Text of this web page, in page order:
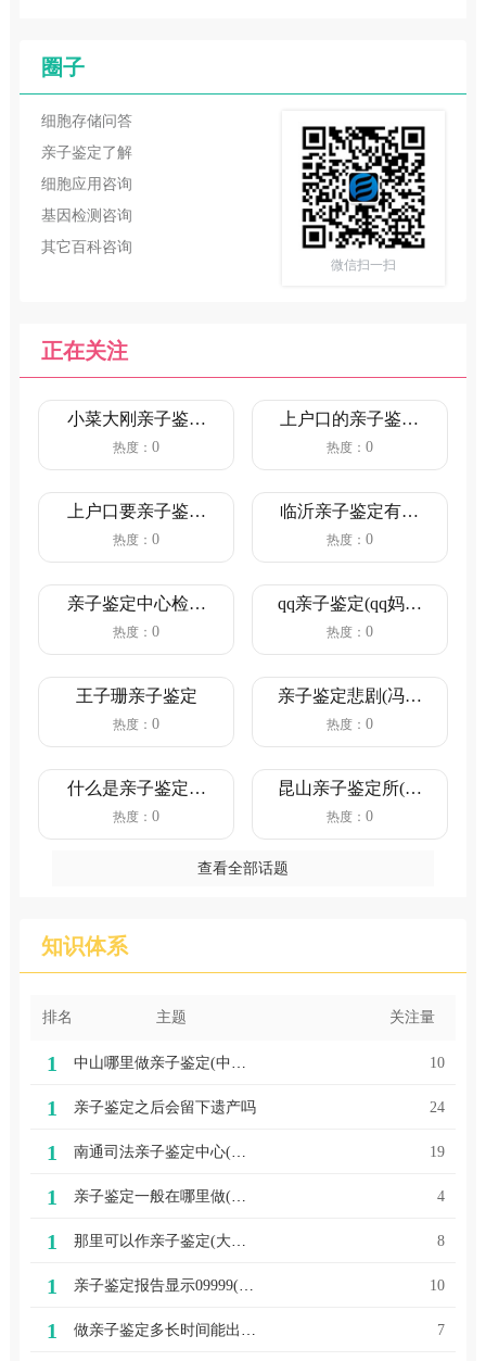
圈子
细胞存储问答
亲子鉴定了解
细胞应用咨询
基因检测咨询
其它百科咨询
微信扫一扫
正在关注
小菜大刚亲子鉴定
(小菜大刚亲子鉴定
热度：0
上户口的亲子鉴定
流程(新生儿亲子鉴
热度： 0
上户口要亲子鉴定
吗(单亲爸爸给孩子
热度：0
临沂亲子鉴定有几
处机构(临沂司法亲
热度： 0
亲子鉴定中心检查
书写(亲子鉴定是检
热度：0
qq亲子鉴定(qq妈妈
主人公叫亲子鉴定)
热度： 0
王子珊亲子鉴定
热度：0
亲子鉴定悲剧(冯绍
峰做亲子鉴定)
热度： 0
什么是亲子鉴定亲
子鉴定分为哪几种
热度：0
昆山亲子鉴定所(昆
山中医院可以做亲
热度： 0
查看全部话题
知识体系
排名 主题 关注量
1 10
1 亲子鉴定之后会留下遗产吗 24
1 南通司法亲子鉴定中心(上海司法亲子鉴定中心) 19
1 亲子鉴定一般在哪里做(重庆亲子鉴定在哪里可以做) 4
1 那里可以作亲子鉴定(大竹县亲子鉴定那里可以做) 8
1 亲子鉴定报告显示09999(亲子鉴定报告显示男女吗) 10
1 7